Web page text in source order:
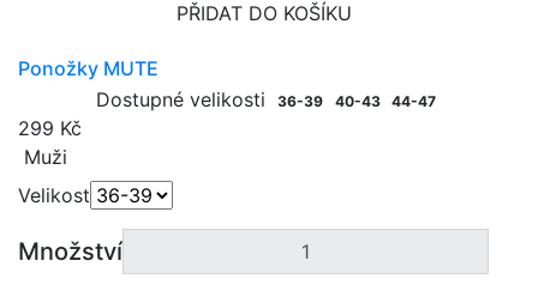
PŘIDAT DO KOŠÍKU
Ponožky MUTE
Dostupné velikosti
36-39 40-43 44-47
299 Kč
Muži
Velikost
Množství